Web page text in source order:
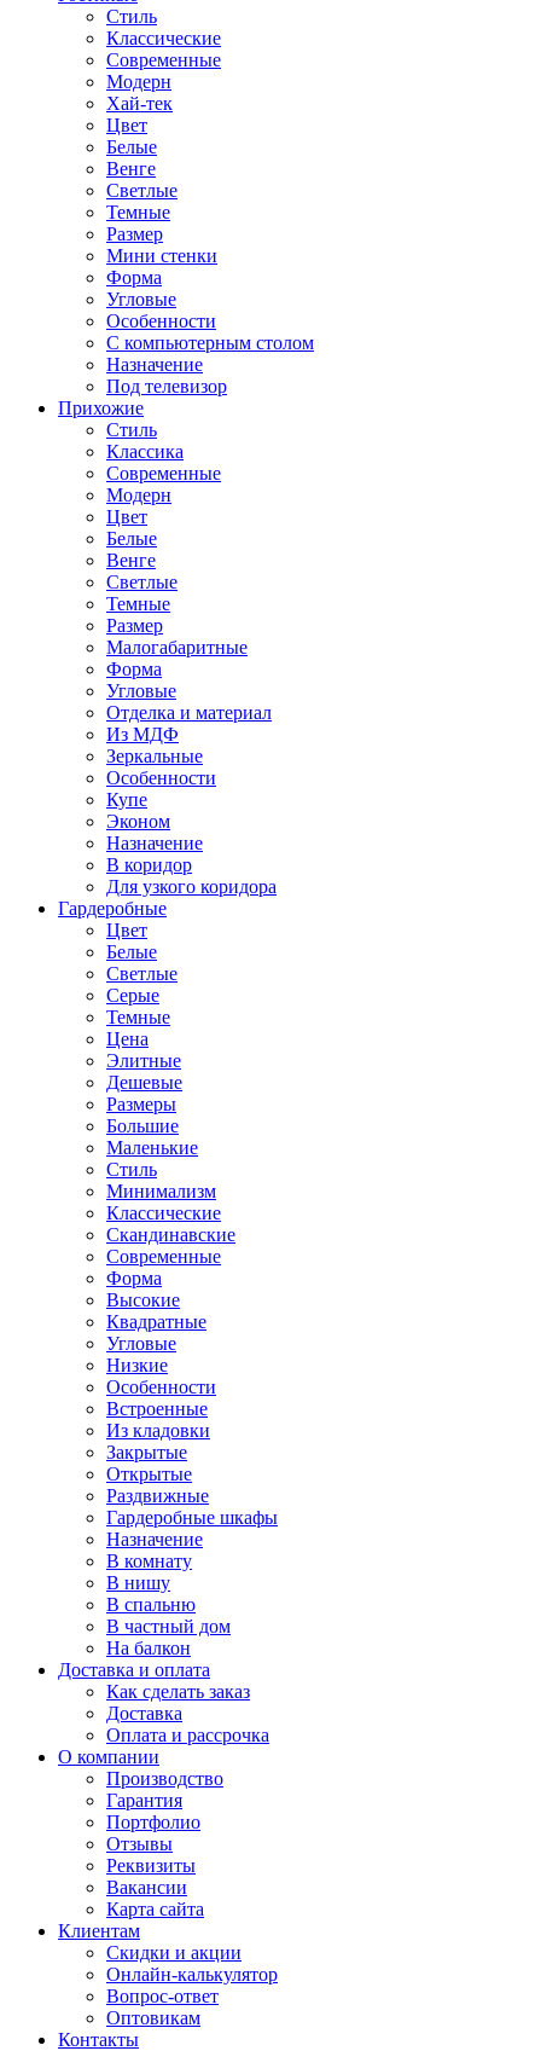
Стиль
Классические
Современные
Модерн
Хай-тек
Цвет
Белые
Венге
Светлые
Темные
Размер
Мини стенки
Форма
Угловые
Особенности
С компьютерным столом
Назначение
Под телевизор
Прихожие
Стиль
Классика
Современные
Модерн
Цвет
Белые
Венге
Светлые
Темные
Размер
Малогабаритные
Форма
Угловые
Отделка и материал
Из МДФ
Зеркальные
Особенности
Купе
Эконом
Назначение
В коридор
Для узкого коридора
Гардеробные
Цвет
Белые
Светлые
Серые
Темные
Цена
Элитные
Дешевые
Размеры
Большие
Маленькие
Стиль
Минимализм
Классические
Скандинавские
Современные
Форма
Высокие
Квадратные
Угловые
Низкие
Особенности
Встроенные
Из кладовки
Закрытые
Открытые
Раздвижные
Гардеробные шкафы
Назначение
В комнату
В нишу
В спальню
В частный дом
На балкон
Доставка и оплата
Как сделать заказ
Доставка
Оплата и рассрочка
О компании
Производство
Гарантия
Портфолио
Отзывы
Реквизиты
Вакансии
Карта сайта
Клиентам
Скидки и акции
Онлайн-калькулятор
Вопрос-ответ
Оптовикам
Контакты